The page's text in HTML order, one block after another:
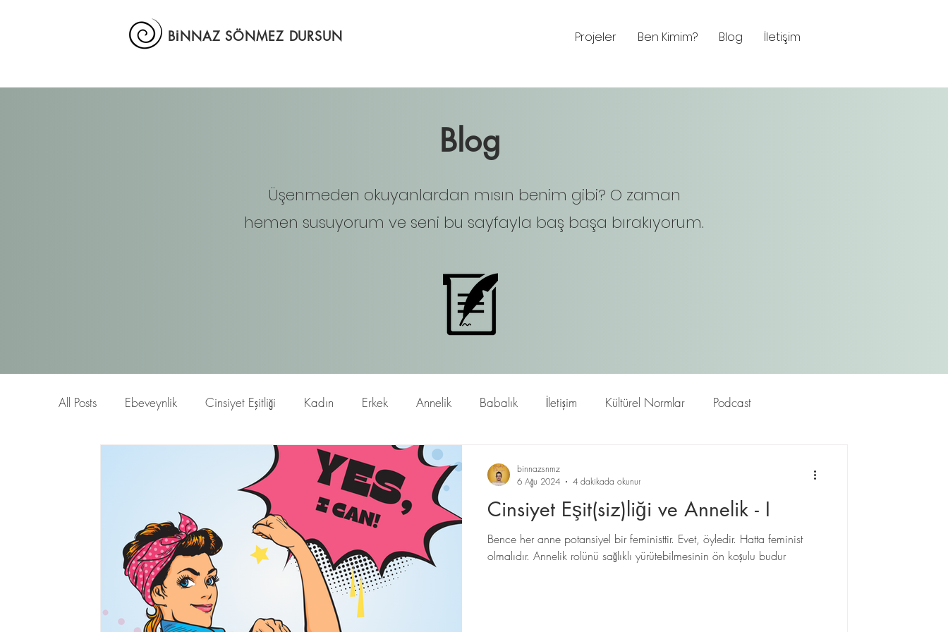
BİNNAZ SÖNMEZ DURSUN Projeler Ben Kimim? Blog İletişim
Blog
Üşenmeden okuyanlardan mısın benim gibi? O zaman
hemen susuyorum ve seni bu sayfayla baş başa bırakıyorum.
All Posts Ebeveynlik Cinsiyet Eşitliği Kadın Erkek Annelik Babalık İletişim Kültürel Normlar Podcast
Cinsiyet Eşit(siz)liği ve Annelik - I
Bence her anne potansiyel bir feministtir. Evet, öyledir. Hatta feminist
olmalıdır. Annelik rolünü sağlıklı yürütebilmesinin ön koşulu budur
binnazsnmz
6 Ağu 2024
4 dakikada okunur